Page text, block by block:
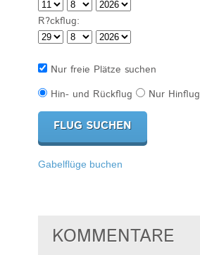
R?ckflug:
Nur freie Plätze suchen
Hin- und Rückflug
Nur Hinflug
Gabelflüge buchen
KOMMENTARE